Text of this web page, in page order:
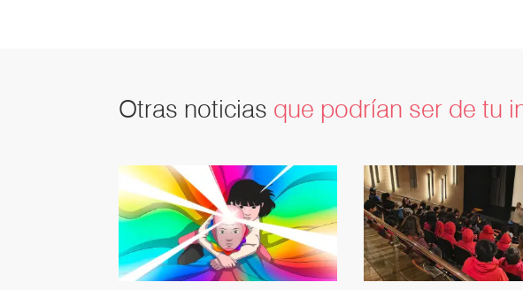
Otras noticias que podrían ser de tu